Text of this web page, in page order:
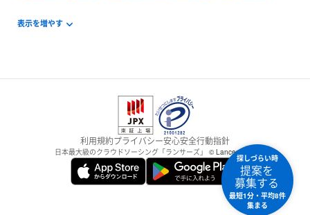
探しづらい時
提案を
募集する
最短1分・平均8件
集まる
利用規約プライバシー安心安全行動指針
日本最大級のクラウドソーシング「ランサーズ」 © Lancers,Inc.